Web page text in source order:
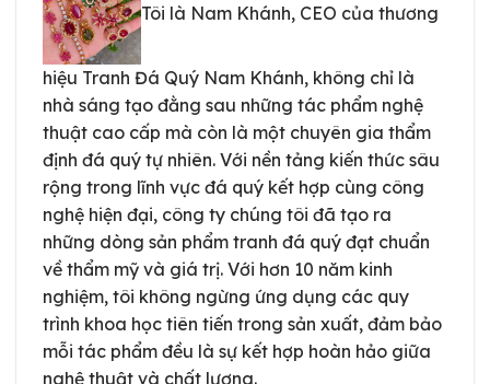
Tôi là Nam Khánh, CEO của thương
hiệu Tranh Đá Quý Nam Khánh, không chỉ là
nhà sáng tạo đằng sau những tác phẩm nghệ
thuật cao cấp mà còn là một chuyên gia thẩm
định đá quý tự nhiên. Với nền tảng kiến thức sâu
rộng trong lĩnh vực đá quý kết hợp cùng công
nghệ hiện đại, công ty chúng tôi đã tạo ra
những dòng sản phẩm tranh đá quý đạt chuẩn
về thẩm mỹ và giá trị. Với hơn 10 năm kinh
nghiệm, tôi không ngừng ứng dụng các quy
trình khoa học tiên tiến trong sản xuất, đảm bảo
mỗi tác phẩm đều là sự kết hợp hoàn hảo giữa
nghệ thuật và chất lượng.